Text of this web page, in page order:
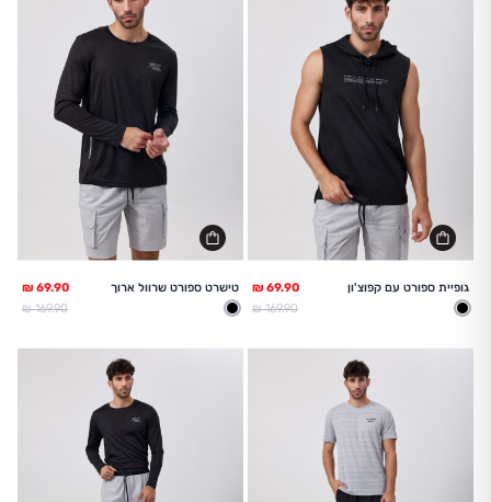
גופיית ספורט עם קפוצ'ון
שחור
מחיר מלא
169.90 ₪
טישרט ספורט שרוול ארוך
שחור
מחיר מלא
169.90 ₪